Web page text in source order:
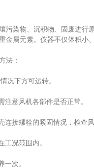
污染物、沉积物、固废进行
金属元素。仪器不仅体积小
法：
下方可运转。
意风机各部件是否正常。
接螺栓的紧固情况，检查风
况范围内。
次。